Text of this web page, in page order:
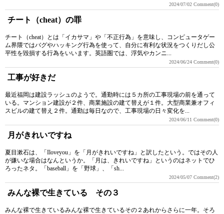
2024/07/02 Comment(0)
チート（cheat）の罪
チート（cheat）とは「イカサマ」や「不正行為」を意味し、コンピュータゲー
ム界隈ではバグやハッキング行為を使って、自分に有利な状況をつくりだし公
平性を毀損する行為をいいます。英語圏では、浮気やカンニ...
2024/06/24 Comment(0)
工事が好きだ
最近福岡は建設ラッシュのようで。通勤時には５カ所の工事現場の前を通って
いる。マンション建設が２件、商業施設の建て替えが１件。大型商業兼オフィ
スビルの建て替え２件。通勤は毎日なので、工事現場の日々変化を...
2024/06/11 Comment(0)
月がきれいですね
夏目漱石は、「Iloveyou」を「月がきれいですね」と訳したという。ではその人
が嫌いな場合はなんというか。「月は、きれいですね」というのはネットでひ
ろったネタ。「baseball」を「野球」、「sh...
2024/05/07 Comment(2)
みんな裸で生きている その３
みんな裸で生きているみんな裸で生きているその２あれからさらに一年。そろ